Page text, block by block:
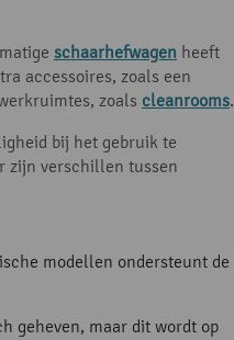
schaarhefwagen heeft
accessoires, zoals een
zoals cleanrooms.
bij het gebruik te
zijn verschillen tussen
modellen ondersteunt de
geheven, maar dit wordt op